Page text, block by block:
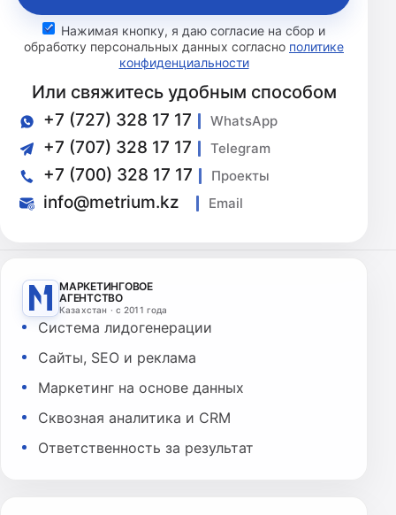
Нажимая кнопку, я даю согласие на сбор и
обработку персональных данных согласно политике
конфиденциальности
Или свяжитесь удобным способом
+7 (727) 328 17 17 WhatsApp
+7 (707) 328 17 17 Telegram
+7 (700) 328 17 17 Проекты
info@metrium.kz Email
МАРКЕТИНГОВОЕ
АГЕНТСТВО
Казахстан · с 2011 года
Система лидогенерации
Сайты, SEO и реклама
Маркетинг на основе данных
Сквозная аналитика и CRM
Ответственность за результат